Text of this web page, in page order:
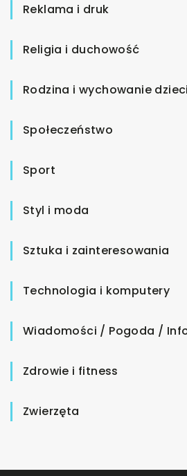
Reklama i druk
Religia i duchowość
Rodzina i wychowanie dzieci
Społeczeństwo
Sport
Styl i moda
Sztuka i zainteresowania
Technologia i komputery
Wiadomości / Pogoda /
Zdrowie i fitness
Zwierzęta